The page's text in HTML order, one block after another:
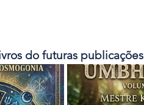
do futuras publicações